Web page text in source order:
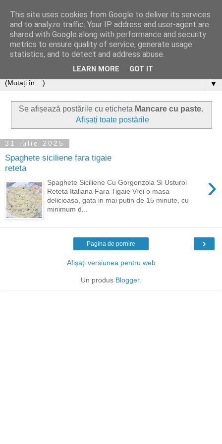
▼
Se afișează postările cu eticheta Mancare cu paste.
Afișați toate postările
31 iulie 2025
Spaghete siciliene fara tigaie
reteta
›
Spaghete Siciliene Cu Gorgonzola Si Usturoi
Reteta Italiana Fara Tigaie Vrei o masa
delicioasa, gata in mai putin de 15 minute, cu
minimum d...
›
Pagina de pornire
Afișați versiunea pentru web
Un produs Blogger.
This site uses cookies from Google to deliver its services
and to analyze traffic. Your IP address and user-agent are
shared with Google along with performance and security
metrics to ensure quality of service, generate usage
statistics, and to detect and address abuse.
LEARN MORE GOT IT